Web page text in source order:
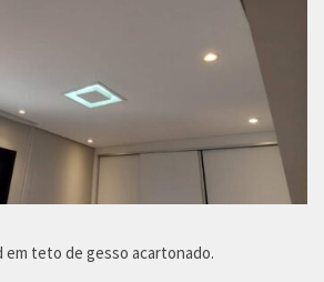
em teto de gesso acartonado.